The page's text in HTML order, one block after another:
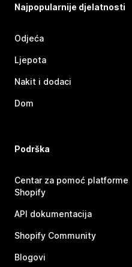
Najpopularnije djelatnosti
Odjeća
Ljepota
Nakit i dodaci
Dom
Podrška
Centar za pomoć platforme
Shopify
API dokumentacija
Shopify Community
Blogovi